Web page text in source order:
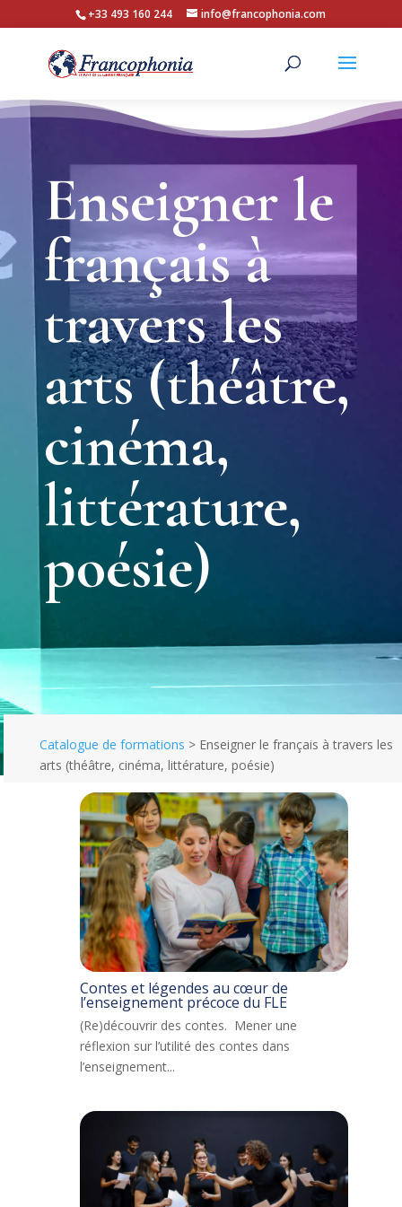
+33 493 160 244 info@francophonia.com
Enseigner le
français à
travers les
arts (théâtre,
cinéma,
littérature,
poésie)
Catalogue de formations > Enseigner le français à travers les
arts (théâtre, cinéma, littérature, poésie)
Contes et légendes au cœur de
l’enseignement précoce du FLE
(Re)découvrir des contes. Mener une
réflexion sur l’utilité des contes dans
l’enseignement...